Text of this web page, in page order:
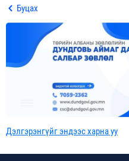
Буцах
Дэлгэрэнгүйг эндээс харна уу